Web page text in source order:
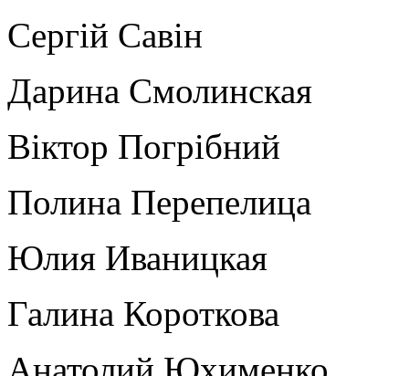
Сергій Савін
Дарина Смолинская
Віктор Погрібний
Полина Перепелица
Юлия Иваницкая
Галина Короткова